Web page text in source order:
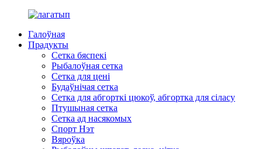
Галоўная
Прадукты
Сетка бяспекі
Рыбалоўная сетка
Сетка для цені
Будаўнічая сетка
Сетка для абгорткі цюкоў, абгортка для сіласу
Птушыная сетка
Сетка ад насякомых
Спорт Нэт
Вяроўка